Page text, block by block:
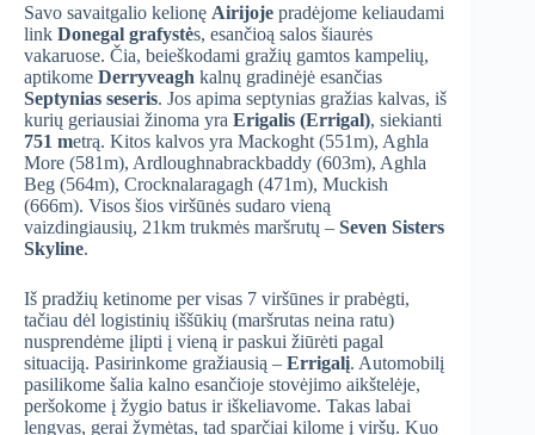
Savo savaitgalio kelionę Airijoje pradėjome keliaudami
link Donegal grafystės, esančioą salos šiaurės
vakaruose. Čia, beieškodami gražių gamtos kampelių,
aptikome Derryveagh kalnų gradinėjė esančias
Septynias seseris. Jos apima septynias gražias kalvas, iš
kurių geriausiai žinoma yra Erigalis (Errigal), siekianti
751 metrą. Kitos kalvos yra Mackoght (551m), Aghla
More (581m), Ardloughnabrackbaddy (603m), Aghla
Beg (564m), Crocknalaragagh (471m), Muckish
(666m). Visos šios viršūnės sudaro vieną
vaizdingiausių, 21km trukmės maršrutų – Seven Sisters
Skyline.
Iš pradžių ketinome per visas 7 viršūnes ir prabėgti,
tačiau dėl logistinių iššūkių (maršrutas neina ratu)
nusprendėme įlipti į vieną ir paskui žiūrėti pagal
situaciją. Pasirinkome gražiausią – Errigalį. Automobilį
pasilikome šalia kalno esančioje stovėjimo aikštelėje,
peršokome į žygio batus ir iškeliavome. Takas labai
lengvas, gerai žymėtas, tad sparčiai kilome į viršų. Kuo